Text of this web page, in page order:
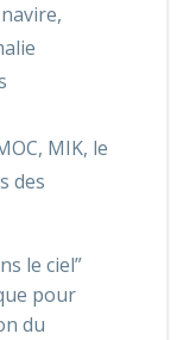
MIK, le
des
le ciel”
pour
du